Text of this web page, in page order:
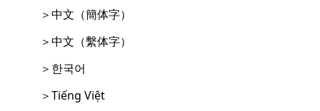
＞中文（簡体字）
＞中文（繫体字）
＞한국어
＞Tiếng Việt